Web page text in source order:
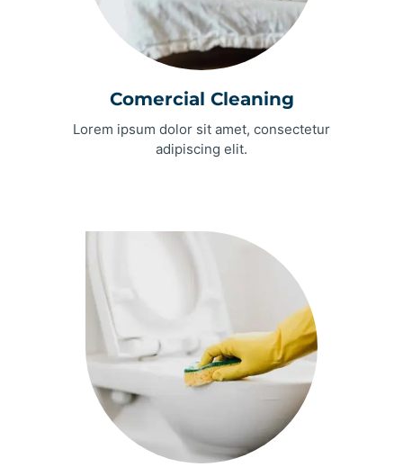
Comercial Cleaning
Lorem ipsum dolor sit amet, consectetur
adipiscing elit.